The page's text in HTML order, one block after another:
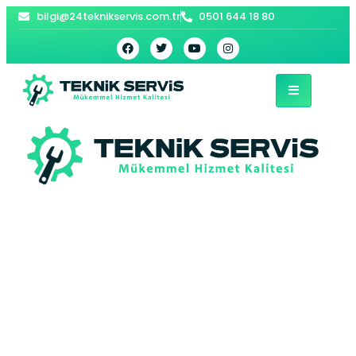
bilgi@24teknikservis.com.tr 0501 644 18 80